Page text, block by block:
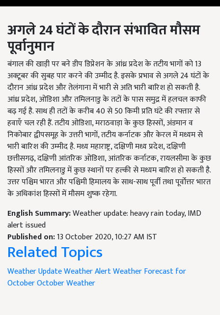
अगले 24घंटों के दौरान संभावित मौसम
पूर्वानुमान
बंगाल की खाड़ी पर बने डीप डिप्रेशन के आंध्र प्रदेश के तटीय भागों को 13
अक्टूबर की सुबह पार करने की उम्मीद है. इसके प्रभाव से अगले 24 घंटों के
दौरान आंध्र प्रदेश और तेलंगाना में भारी से अति भारी बारिश हो सकती है.
आंध्र प्रदेश, ओडिशा और तमिलनाडु के तटों के पास समुद्र में हलचल काफी
बढ़ गई है. साथ ही तटों के करीब 40 से 50 किमी प्रति घंटे की रफ्तार से
हवाएँ चल रही हैं. तटीय ओडिशा, मराठवाड़ा के कुछ हिस्सों, अंडमान व
निकोबार द्वीपसमूह के उत्तरी भागों, तटीय कर्नाटक और केरल में मध्यम से
भारी बारिश की उम्मीद है. मध्य महाराष्ट्र, दक्षिणी मध्य प्रदेश, दक्षिणी
छत्तीसगढ़, दक्षिणी आंतरिक ओडिशा, आंतरिक कर्नाटक, रायलसीमा के कुछ
हिस्सों और तमिलनाडु में कुछ स्थानों पर हल्की से मध्यम बारिश हो सकती है.
उत्तर पश्चिम भारत और पश्चिमी हिमालय के साथ-साथ पूर्वी तथा पूर्वोत्तर भारत
के अधिकांश हिस्सों में मौसम शुष्क रहेगा.
English Summary:Weather update: heavy rain today, IMD
alert issued
Published on:13 October 2020, 10:27 AM IST
Related Topics
Weather UpdateWeather AlertWeather Forecast for
OctoberOctober Weather